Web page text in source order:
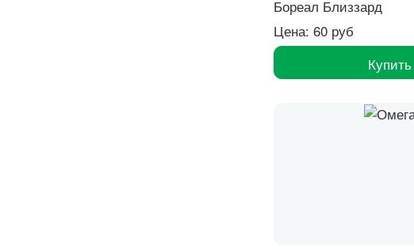
Бореал Близзард
Цена: 60 руб
Купить